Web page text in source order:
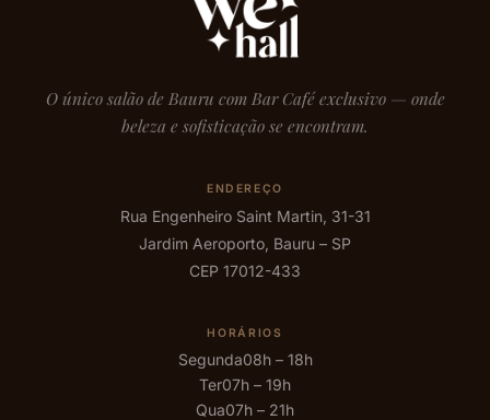
O único salão de Bauru com Bar Café exclusivo — onde
beleza e sofisticação se encontram.
ENDEREÇO
Rua Engenheiro Saint Martin, 31-31
Jardim Aeroporto, Bauru – SP
CEP 17012-433
HORÁRIOS
Segunda08h – 18h
Ter07h – 19h
Qua07h – 21h